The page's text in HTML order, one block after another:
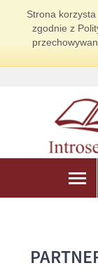
Strona
zgodnie z